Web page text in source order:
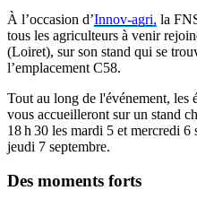
À l’occasion d’Innov-agri, la
tous les agriculteurs à venir
(Loiret), sur son stand qui se
l’emplacement C58.
Tout au long de l'événement, les
vous accueilleront sur un stand
18 h 30 les mardi 5 et mercredi 6
jeudi 7 septembre.
Des moments forts